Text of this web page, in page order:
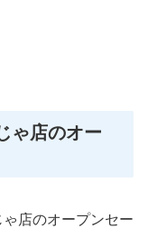
ゃ店のオー
店のオープンセー